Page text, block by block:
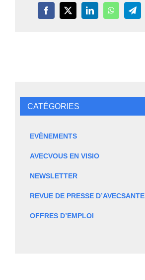
Facebook
X LinkedInWhatsApp
CATÉGORIES
EVÈNEMENTS
AVECVOUS EN VISIO
NEWSLETTER
REVUE DE PRESSE D’AVECSANTE
OFFRES D’EMPLOI